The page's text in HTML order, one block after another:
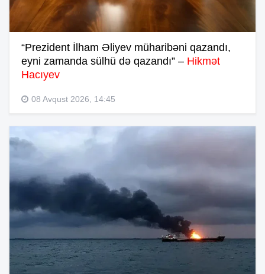
“Prezident İlham Əliyev müharibəni qazandı,
eyni zamanda sülhü də qazandı” – Hikmət
Hacıyev
08 Avqust 2026, 14:45